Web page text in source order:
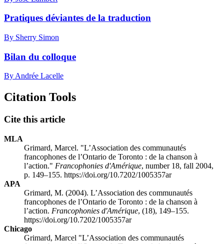
Pratiques déviantes de la traduction
By Sherry Simon
Bilan du colloque
By Andrée Lacelle
Citation Tools
Cite this article
MLA
Grimard, Marcel. "L’Association des communautés
francophones de l’Ontario de Toronto : de la chanson à
l’action." Francophonies d'Amérique, number 18, fall 2004,
p. 149–155. https://doi.org/10.7202/1005357ar
APA
Grimard, M. (2004). L’Association des communautés
francophones de l’Ontario de Toronto : de la chanson à
l’action. Francophonies d'Amérique, (18), 149–155.
https://doi.org/10.7202/1005357ar
Chicago
Grimard, Marcel "L’Association des communautés